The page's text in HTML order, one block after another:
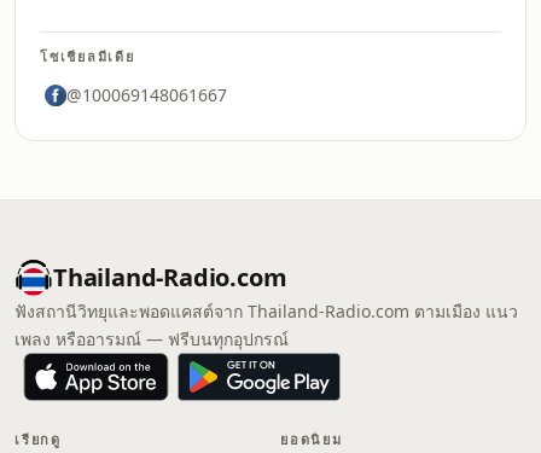
โซเชียลมีเดีย
@100069148061667
Thailand-Radio.com
ฟังสถานีวิทยุและพอดแคสต์จาก Thailand-Radio.com ตามเมือง แนว
เพลง หรืออารมณ์ — ฟรีบนทุกอุปกรณ์
เรียกดู ยอดนิยม